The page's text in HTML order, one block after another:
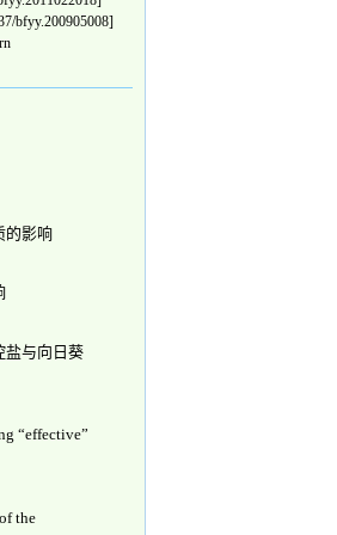
bfyy.200905008]
的影响
盐与向日葵
“effective”
the